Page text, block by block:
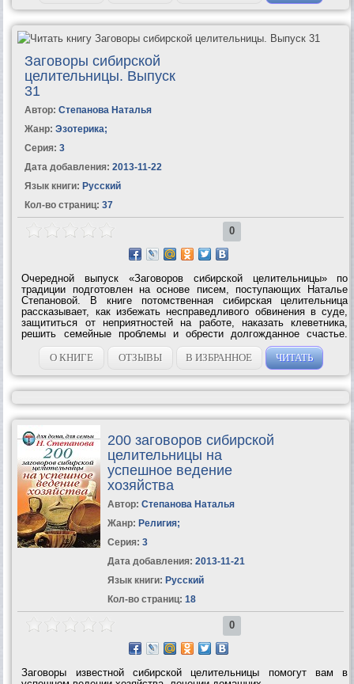
Заговоры сибирской
целительницы. Выпуск
31
Автор: Степанова Наталья
Жанр: Эзотерика;
Серия: 3
Дата добавления: 2013-11-22
Язык книги: Русский
Кол-во страниц: 37
0
Очередной выпуск «Заговоров сибирской целительницы» по
традиции подготовлен на основе писем, поступающих Наталье
Степановой. В книге потомственная сибирская целительница
рассказывает, как избежать несправедливого обвинения в суде,
защититься от неприятностей на работе, наказать клеветника,
решить семейные проблемы и обрести долгожданное счастье.
Главное внимание в сборнике уделяется заговорам, обрядам и
советам, посвященным...
О КНИГЕ ОТЗЫВЫ В ИЗБРАННОЕ ЧИТАТЬ
200 заговоров сибирской
целительницы на
успешное ведение
хозяйства
Автор: Степанова Наталья
Жанр: Религия;
Серия: 3
Дата добавления: 2013-11-21
Язык книги: Русский
Кол-во страниц: 18
0
Заговоры известной сибирской целительницы помогут вам в